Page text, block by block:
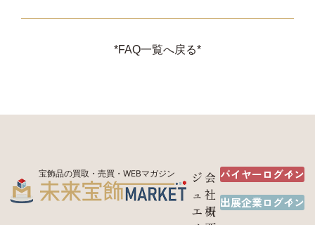
*FAQ一覧へ戻る*
宝飾品の買取・売買・WEBマガジン
ジ
ュ
エ
会
社
概
バイヤーログイン
出展企業ログイン